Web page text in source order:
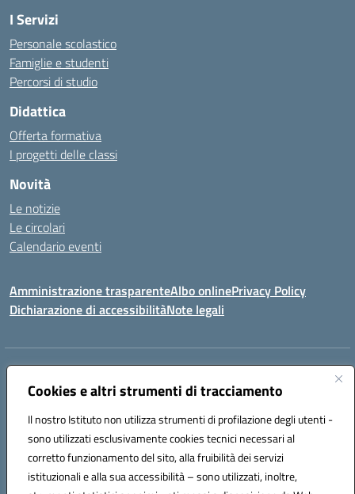
Cookies e altri strumenti di tracciamento
Il nostro Istituto non utilizza strumenti di profilazione degli utenti -
sono utilizzati esclusivamente cookies tecnici necessari al
corretto funzionamento del sito, alla fruibilità dei servizi
istituzionali e alla sua accessibilità – sono utilizzati, inoltre,
I Servizi
Personale scolastico
Famiglie e studenti
Percorsi di studio
Didattica
Offerta formativa
I progetti delle classi
Novità
Le notizie
Le circolari
Calendario eventi
Amministrazione trasparenteAlbo onlinePrivacy Policy
Dichiarazione di accessibilitàNote legali
Indirizzo:
Centralino:0923993485 Email:tpic84500v@istruzione.it
Codice fiscale: 91039050819
Codice meccanografico:
tpic84500v
Codice unico di fatturazione (CUF): JZDXRK